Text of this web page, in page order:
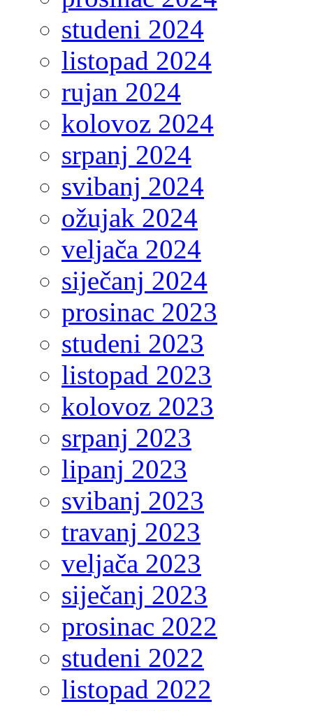
studeni 2024
listopad 2024
rujan 2024
kolovoz 2024
srpanj 2024
svibanj 2024
ožujak 2024
veljača 2024
siječanj 2024
prosinac 2023
studeni 2023
listopad 2023
kolovoz 2023
srpanj 2023
lipanj 2023
svibanj 2023
travanj 2023
veljača 2023
siječanj 2023
prosinac 2022
studeni 2022
listopad 2022